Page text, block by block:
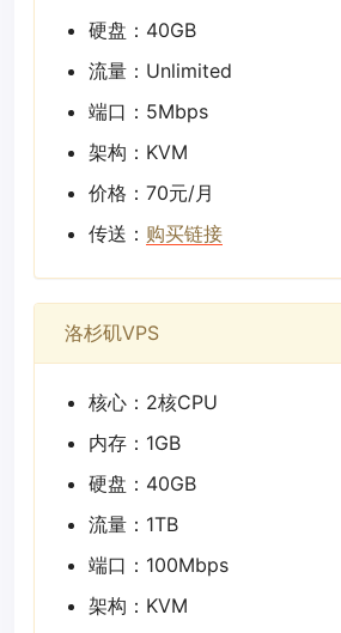
硬盘：40GB
流量：Unlimited
端口：5Mbps
架构：KVM
价格：70元/月
传送： 购买链接
洛杉矶VPS
核心：2核CPU
内存：1GB
硬盘：40GB
流量：1TB
端口：100Mbps
架构：KVM